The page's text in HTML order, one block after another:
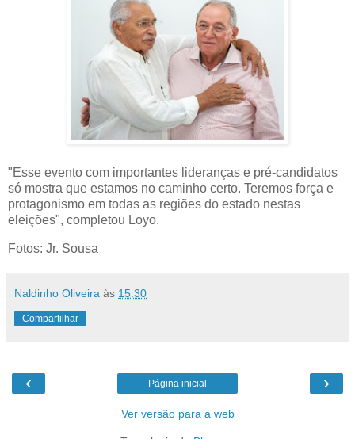
"Esse evento com importantes lideranças e pré-candidatos
só mostra que estamos no caminho certo. Teremos força e
protagonismo em todas as regiões do estado nestas
eleições", completou Loyo.
Fotos: Jr. Sousa
Naldinho Oliveira às 15:30
Compartilhar
‹ ›
Página inicial
Ver versão para a web